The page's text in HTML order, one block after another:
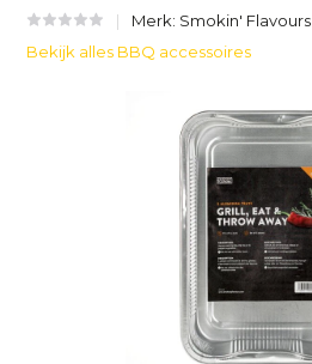
Merk: Smokin' Flavours
Bekijk alles BBQ accessoires